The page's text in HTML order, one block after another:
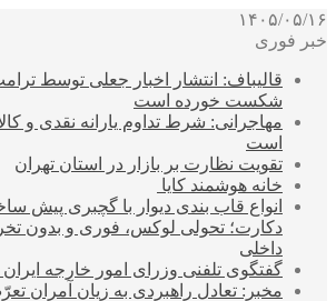
۱۴۰۵/۰۵/۱۶
خبر فوری
قالیباف: انتشار اخبار جعلی توسط
شکست خورده است
مهاجرانی: شرط تداوم یارانه نقدی و
است
تقویت نظارت بر بازار در استان تهران
خانه هوشمند کایا
انواع قاب بندی دیوار با گچبری پیش
دکارت؛ تحولی لوکس، فوری و بدون
داخلی
گفتگوی تلفنی وزرای امور خارجه ایران
مخبر: تعادل راهبردی به زیان آمران